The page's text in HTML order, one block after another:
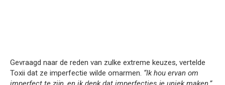
Gevraagd naar de reden van zulke extreme keuzes, vertelde
Toxii dat ze imperfectie wilde omarmen. “Ik hou ervan om